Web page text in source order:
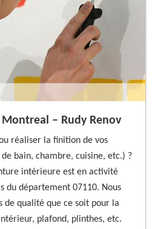
– Rudy Renov
réaliser la finition de vos
bain, chambre, cuisine, etc.) ?
intérieure est en activité
du département 07110. Nous
de qualité que ce soit pour la
plafond, plinthes, etc.